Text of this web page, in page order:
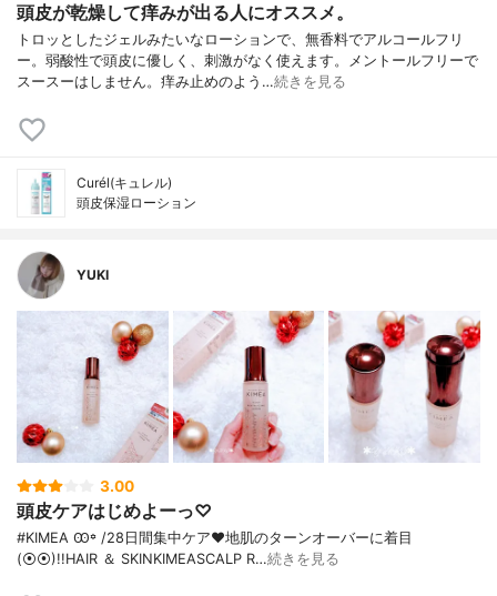
頭皮が乾燥して痒みが出る人にオススメ。
トロッとしたジェルみたいなローションで、無香料でアルコールフリ
ー。弱酸性で頭皮に優しく、刺激がなく使えます。メントールフリーで
スースーはしません。痒み止めのよう…続きを見る
Curél(キュレル)
頭皮保湿ローション
YUKI
3.00
頭皮ケアはじめよーっ♡
#KIMEA Ꙭ꙳ / 28日間集中ケア♥︎ 地肌のターンオーバーに着目
(⦿⦿)!! HAIR ＆ SKIN KIMEA SCALP R…続きを見る